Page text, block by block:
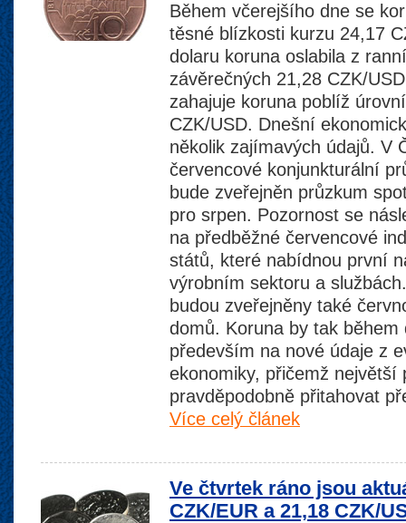
Během včerejšího dne se
těsné blízkosti kurzu 24,17
dolaru koruna oslabila z
závěrečných 21,28 CZK/
zahajuje koruna poblíž
CZK/USD. Dnešní
několik zajímavých údajů. V
červencové konjunkturální
bude zveřejněn průzkum
pro srpen. Pozornost se
na předběžné červencové
států, které nabídnou první
výrobním sektoru a
budou zveřejněny také
domů. Koruna by tak během
především na nové údaje z
ekonomiky, přičemž největší
pravděpodobně přitahovat
Více celý článek
Ve čtvrtek ráno jsou
CZK/EUR a 21,18 CZK/